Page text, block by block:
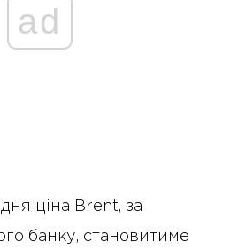
ad
ціна Brent, за
банку, становитиме